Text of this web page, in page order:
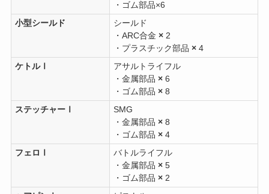
・ゴム部品×6
小型シールド
シールド
・ARC合金 × 2
・プラスチック部品 × 4
ケトルⅠ
アサルトライフル
・金属部品 × 6
・ゴム部品 × 8
ステッチャーⅠ
SMG
・金属部品 × 8
・ゴム部品 × 4
フェロⅠ
バトルライフル
・金属部品 × 5
・ゴム部品 × 2